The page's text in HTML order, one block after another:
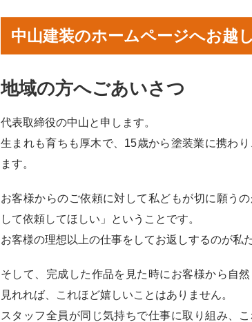
中山建装のホームページへお越
地域の方へごあいさつ
代表取締役の中山と申します。
生まれも育ちも厚木で、15歳から塗装業に携わり
ます。
お客様からのご依頼に対して私どもが切に願う
して依頼してほしい」ということです。
お客様の理想以上の仕事をしてお返しするのが私
そして、完成した作品を見た時にお客様から自
見れれば、これほど嬉しいことはありません。
スタッフ全員が同じ気持ちで仕事に取り組み、